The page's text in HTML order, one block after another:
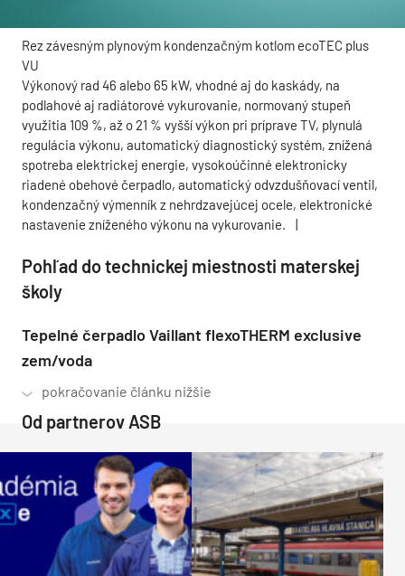
Rez závesným plynovým kondenzačným kotlom ecoTEC plus
VU
Výkonový rad 46 alebo 65 kW, vhodné aj do kaskády, na
podlahové aj radiátorové vykurovanie, normovaný stupeň
využitia 109 %, až o 21 % vyšší výkon pri príprave TV, plynulá
regulácia výkonu, automatický diagnostický systém, znížená
spotreba elektrickej energie, vysokoúčinné elektronicky
riadené obehové čerpadlo, automatický odvzdušňovací ventil,
kondenzačný výmenník z nehrdzavejúcej ocele, elektronické
nastavenie zníženého výkonu na vykurovanie.
Pohľad do technickej miestnosti materskej
školy
Tepelné čerpadlo Vaillant flexoTHERM exclusive
zem/voda
Od partnerov ASB